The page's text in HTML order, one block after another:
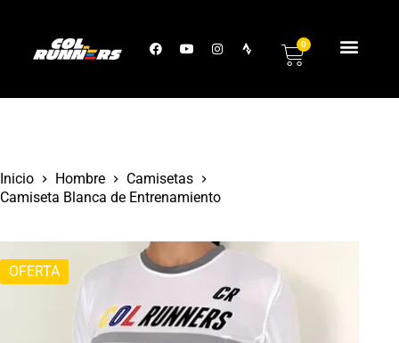
0
Inicio Hombre
Camisetas
Camiseta Blanca de Entrenamiento
OFERTA